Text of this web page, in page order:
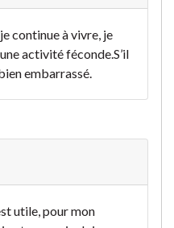
continue à vivre, je
activité féconde.S’il
embarrassé.
utile, pour mon